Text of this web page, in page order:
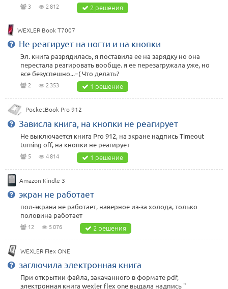
3 2 812 2 решения
WEXLER Book T7007
Не реагирует на ногти и на кнопки
Эл. книга разрядилась, я поставила ее на зарядку но она
перестала реагировать вообще. я ее перезагружала уже, но
все безуспешно...=( Что делать?
2 2 353 1 решение
PocketBook Pro 912
Зависла книга, на кнопки не реагирует
Не выключается книга Pro 912, на экране надпись Timeout
turning off, на кнопки не реагирует
5 4 814 1 решение
Amazon Kindle 3
экран не работает
пол-экрана не работает, наверное из-за холода, только
половина работает
12 5 076 2 решения
WEXLER Flex ONE
заглючила электронная книга
При открытии файла, закачанного в формате pdf,
электронная книга wexler flex one выдала надпись "